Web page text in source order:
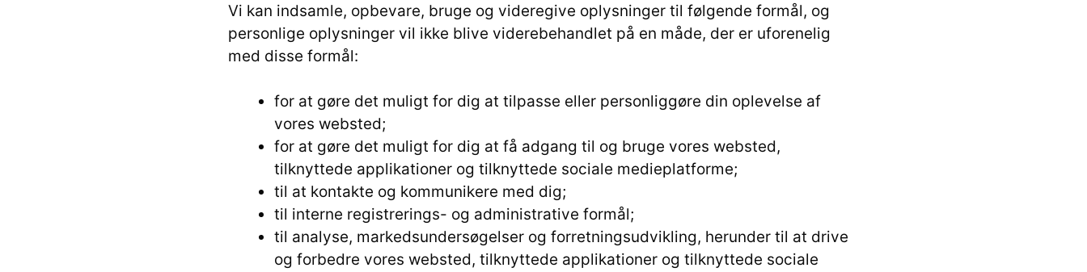
Vi kan indsamle, opbevare, bruge og videregive oplysninger til følgende formål, og
personlige oplysninger vil ikke blive viderebehandlet på en måde, der er uforenelig
med disse formål:
for at gøre det muligt for dig at tilpasse eller personliggøre din oplevelse af
vores websted;
for at gøre det muligt for dig at få adgang til og bruge vores websted,
tilknyttede applikationer og tilknyttede sociale medieplatforme;
til at kontakte og kommunikere med dig;
til interne registrerings- og administrative formål;
til analyse, markedsundersøgelser og forretningsudvikling, herunder til at drive
og forbedre vores websted, tilknyttede applikationer og tilknyttede sociale